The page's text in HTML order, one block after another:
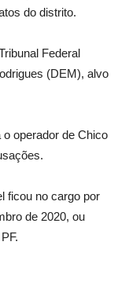
do distrito.
Federal
(DEM), alvo
operador de Chico
ficou no cargo por
de 2020, ou